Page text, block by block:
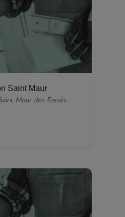
Saint Maur
Maur-des-Fossés